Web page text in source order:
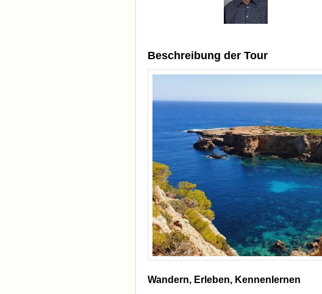
Beschreibung der Tour
Wandern, Erleben, Kennenlernen